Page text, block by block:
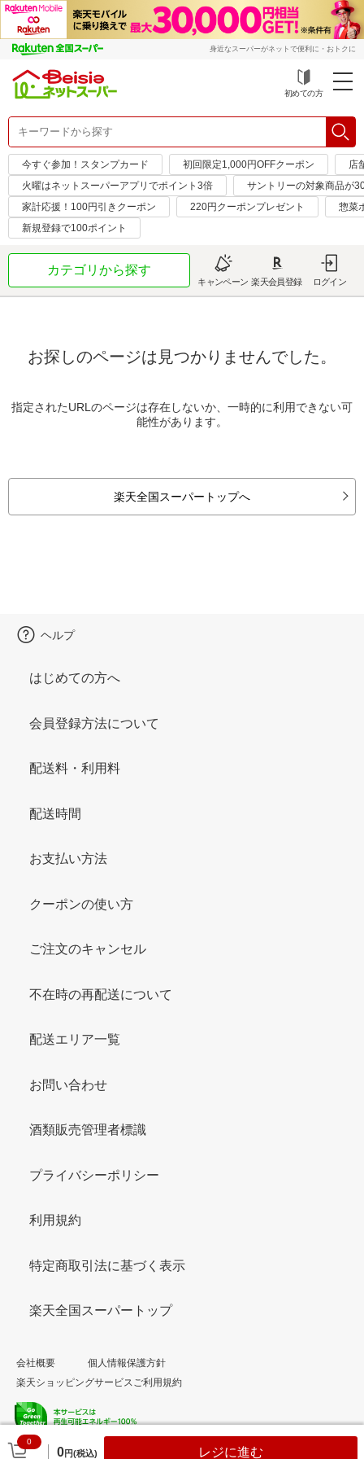
身近なスーパーがネットで便利に・おトクに
初めての方
今すぐ参加！スタンプカード 初回限定1,000円OFFクーポン
店
火曜はネットスーパーアプリでポイント3倍
サントリーの対象商品が
家計応援！100円引きクーポン
220円クーポンプレゼント
惣菜
新規登録で100ポイント
カテゴリから探す
キャンペーン 楽天会員登録 ログイン
お探しのページは見つかりませんでした。
指定されたURLのページは存在しないか、一時的に利用できない可
能性があります。
楽天全国スーパートップへ
0
0円(税込) レジに進む
ヘルプ
はじめての方へ
会員登録方法について
配送料・利用料
配送時間
お支払い方法
クーポンの使い方
ご注文のキャンセル
不在時の再配送について
配送エリア一覧
お問い合わせ
酒類販売管理者標識
プライバシーポリシー
利用規約
特定商取引法に基づく表示
楽天全国スーパートップ
会社概要
個人情報保護方針
楽天ショッピングサービスご利用規約
© Rakuten Group, Inc.